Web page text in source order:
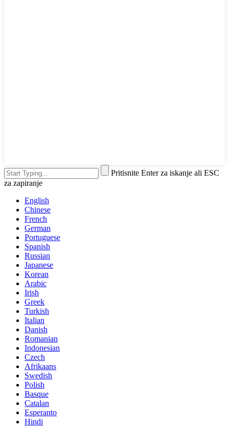
Pritisnite Enter za iskanje ali ESC
za zapiranje
English
Chinese
French
German
Portuguese
Spanish
Russian
Japanese
Korean
Arabic
Irish
Greek
Turkish
Italian
Danish
Romanian
Indonesian
Czech
Afrikaans
Swedish
Polish
Basque
Catalan
Esperanto
Hindi